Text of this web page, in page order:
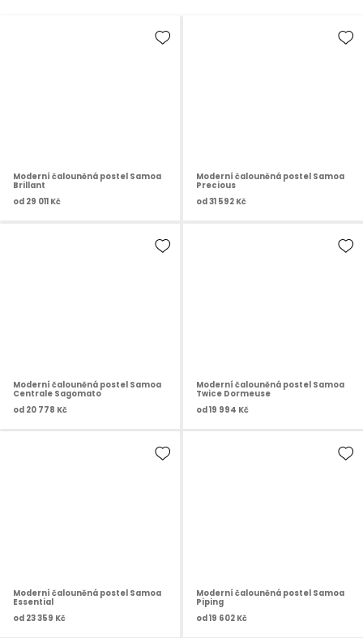
Moderní čalouněná postel Samoa
Brillant
od 29 011 Kč
Moderní čalouněná postel Samoa
Precious
od 31 592 Kč
Moderní čalouněná postel Samoa
Centrale Sagomato
od 20 778 Kč
Moderní čalouněná postel Samoa
Twice Dormeuse
od 19 994 Kč
Moderní čalouněná postel Samoa
Essential
od 23 359 Kč
Moderní čalouněná postel Samoa
Piping
od19 602 Kč